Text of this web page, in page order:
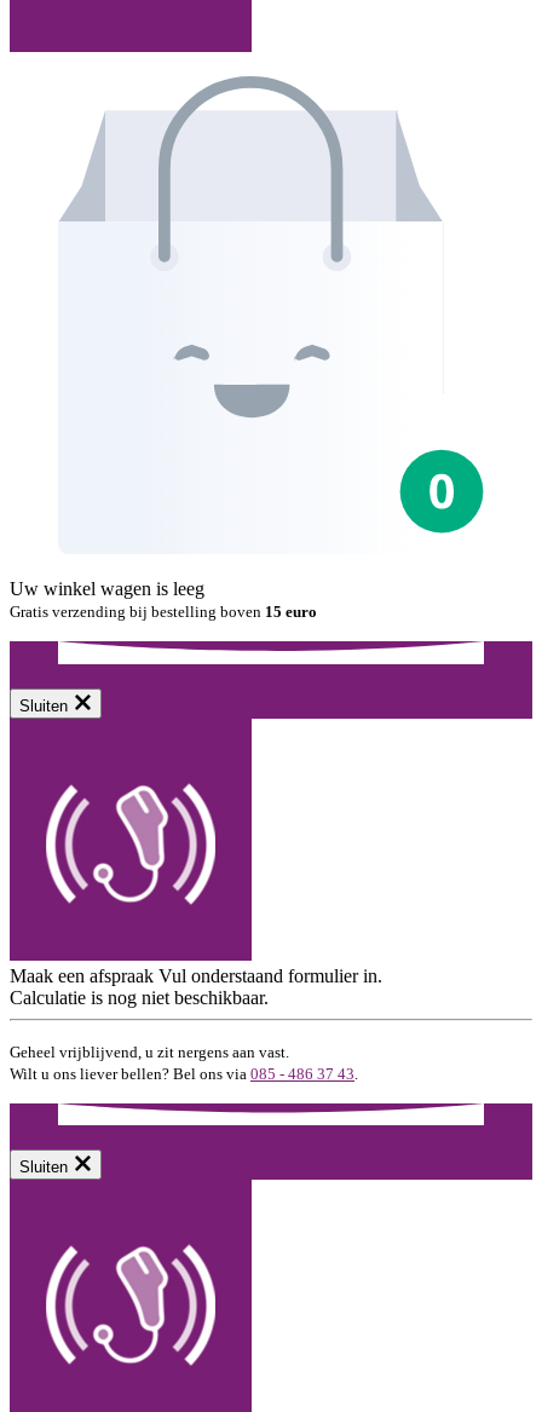
Uw winkel wagen is leeg
Gratis verzending bij bestelling boven 15 euro
Sluiten
Maak een afspraak Vul onderstaand formulier in.
Calculatie is nog niet beschikbaar.
Geheel vrijblijvend, u zit nergens aan vast.
Wilt u ons liever bellen? Bel ons via 085 - 486 37 43
Sluiten